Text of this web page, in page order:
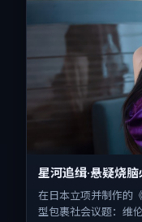
星河追缉·悬疑烧
在日本立项并制作的
型包裹社会议题：维